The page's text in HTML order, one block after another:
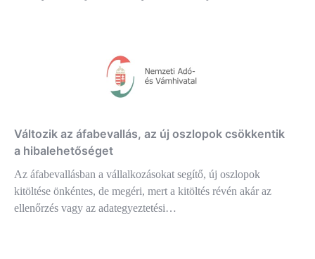
Változik az áfabevallás, az új oszlopok csökkentik
a hibalehetőséget
Az áfabevallásban a vállalkozásokat segítő, új oszlopok
kitöltése önkéntes, de megéri, mert a kitöltés révén akár az
ellenőrzés vagy az adategyeztetési…